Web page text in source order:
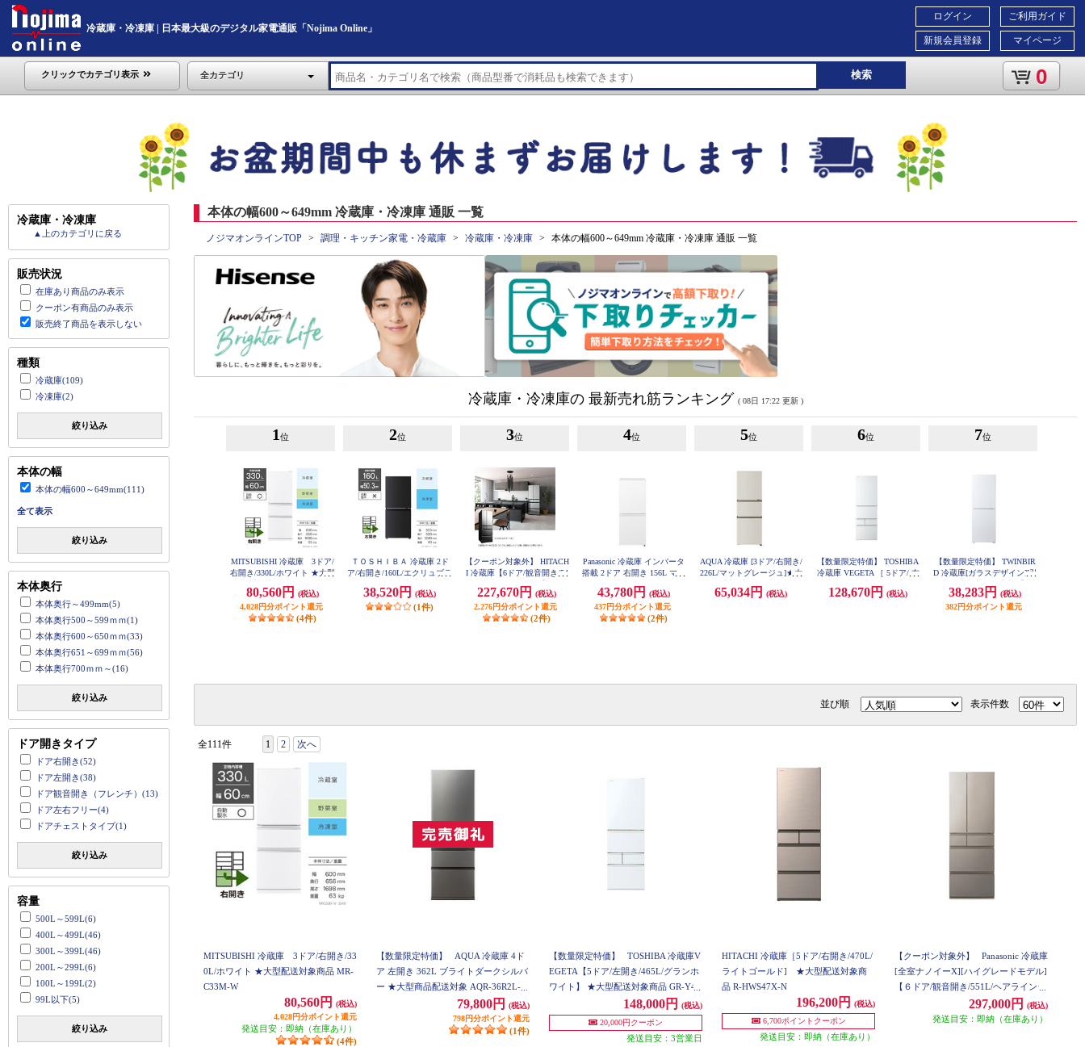
冷蔵庫・冷凍庫 | 日本最大級のデジタル家電通販「Nojima Online」
ご利用ガイド
マイページ
ログイン
新規会員登録
クリックでカテゴリ表示 全カテゴリ 検索 0
冷蔵庫・冷凍庫
▲上のカテゴリに戻る
販売状況
在庫あり商品のみ表示
クーポン有商品のみ表示
販売終了商品を表示しない
種類
冷蔵庫(109)
冷凍庫(2)
絞り込み
本体の幅
本体の幅600～649mm(111)
全て表示
絞り込み
本体奥行
本体奥行～499mm(5)
本体奥行500～599ｍｍ(1)
本体奥行600～650ｍｍ(33)
本体奥行651～699ｍｍ(56)
本体奥行700ｍｍ～(16)
絞り込み
ドア開きタイプ
ドア右開き(52)
ドア左開き(38)
ドア観音開き（フレンチ）(13)
ドア左右フリー(4)
ドアチェストタイプ(1)
絞り込み
容量
500L～599L(6)
400L～499L(46)
300L～399L(46)
200L～299L(6)
100L～199L(2)
99L以下(5)
絞り込み
本体の幅600～649mm 冷蔵庫・冷凍庫 通販 一覧
ノジマオンラインTOP 調理・キッチン家電・冷蔵庫 冷蔵庫・冷凍庫 本体の幅600～649mm 冷蔵庫・冷凍庫 通販 一覧
冷蔵庫・冷凍庫の 最新売れ筋ランキング ( 08日 17:22 更新 )
1 位
MITSUBISHI 冷蔵庫 3ドア/
右開き/330L/ホワイト ★大型
80,560円
(税込)
4,028円分ポイント還元
(4件)
2位
ＴＯＳＨＩＢＡ 冷蔵庫 2ド
ア/右開き/160L/エクリュブラ
38,520円 (税込)
(1件)
3位
【クーポン対象外】 HITACH
I 冷蔵庫【6ドア/観音開き/54
型配送対象商品 R-HXC54X-
X
227,670円
(税込)
2,276円分ポイント還元
(2件)
4位
Panasonic 冷蔵庫 インバータ
搭載 2ドア 右開き 156L マッ
W
43,780円
(税込)
437円分ポイント還元
(2件)
5位
AQUA 冷蔵庫 [3ドア/右開き/
226L/マットグレージュ]★大
65,034円 (税込)
6位
【数量限定特価】 TOSHIBA
冷蔵庫 VEGETA ［ 5ドア/ 右
ト］ ★大型配送対象商品 G
128,670円 (税込)
7位
【数量限定特価】 TWINBIR
D 冷蔵庫[ガラスデザイン][引
ア/右開き/231L/ホワイト】★
大型配送対象商品 HR-E923
38,283円
(税込)
382円分ポイント還元
並び順 表示件数
全111件 1 2 次へ
MITSUBISHI 冷蔵庫 3ドア/右開き/33
0L/ホワイト ★大型配送対象商品 MR-
C33M-W
80,560円
(税込)
4,028円分ポイント還元
発送目安：即納（在庫あり）
(4件)
【数量限定特価】
AQUA 冷蔵庫 4ド
ア 左開き 362L ブライトダークシルバ
ー ★大型商品配送対象 AQR-36R2L-D
79,800円
(税込)
798円分ポイント還元
(1件)
【数量限定特価】
TOSHIBA 冷蔵庫V
EGETA【5ドア/左開き/465L/グランホ
ワイト】 ★大型配送対象商品 GR-Y47
148,000円
(税込)
20,000円クーポン
発送目安：3営業日
HITACHI 冷蔵庫［5ドア/右開き/470L/
ライトゴールド] ★大型配送対象商
品 R-HWS47X-N
196,200円
(税込)
6,700ポイントクーポン
発送目安：即納（在庫あり）
【クーポン対象外】
Panasonic 冷蔵庫
[全室ナノイーX][ハイグレードモデル]
【６ドア/観音開き/551L/ヘアラインシ
ャンパン】 ★大型配送対象商品 NR-F
297,000円 (税込)
発送目安：即納（在庫あり）